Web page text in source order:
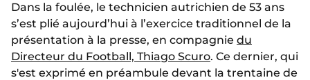
Dans la foulée, le technicien autrichien de 53 ans
s’est plié aujourd’hui à l’exercice traditionnel de la
présentation à la presse, en compagnie du
Directeur du Football, Thiago Scuro. Ce dernier, qui
s'est exprimé en préambule devant la trentaine de